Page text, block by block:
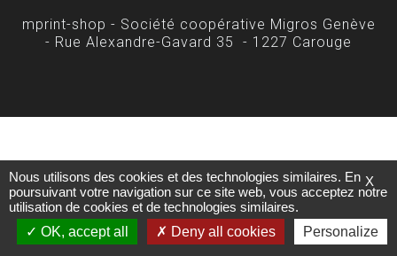
mprint-shop - Société coopérative Migros Genève
- Rue Alexandre-Gavard 35 - 1227 Carouge
X
Nous utilisons des cookies et des technologies similaires. En
poursuivant votre navigation sur ce site web, vous acceptez notre
utilisation de cookies et de technologies similaires.
OK, accept all
Deny all cookies Personalize